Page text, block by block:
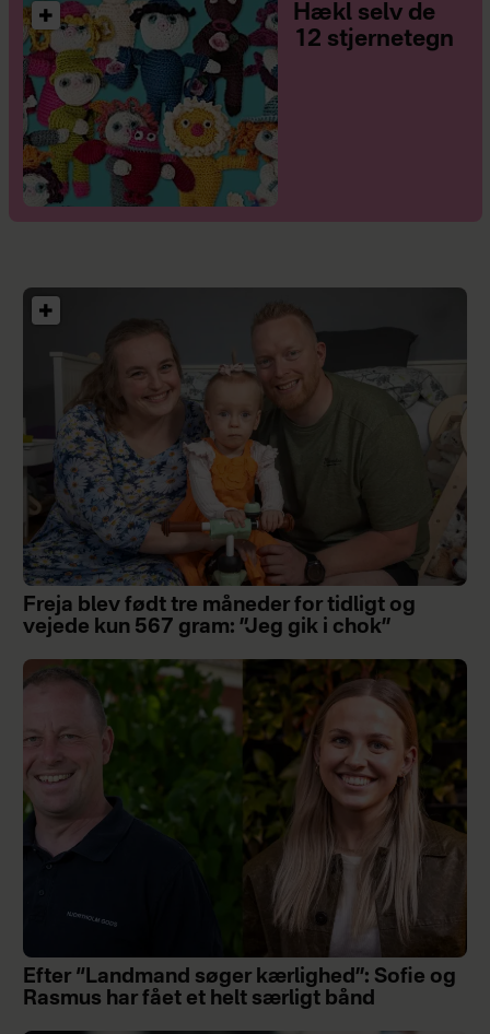
Hækl selv de
12 stjernetegn
Freja blev født tre måneder for tidligt og
vejede kun 567 gram: ”Jeg gik i chok”
Efter “Landmand søger kærlighed”: Sofie og
Rasmus har fået et helt særligt bånd